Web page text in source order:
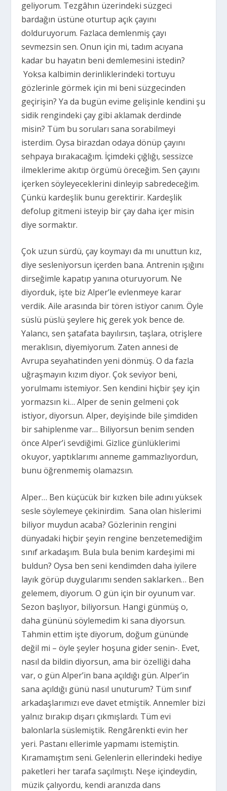
geliyorum. Tezgâhın üzerindeki süzgeci
bardağın üstüne oturtup açık çayını
dolduruyorum. Fazlaca demlenmiş çayı
sevmezsin sen. Onun için mi, tadım acıyana
kadar bu hayatın beni demlemesini istedin?
Yoksa kalbimin derinliklerindeki tortuyu
gözlerinle görmek için mi beni süzgecinden
geçirişin? Ya da bugün evime gelişinle kendini şu
sidik rengindeki çay gibi aklamak derdinde
misin? Tüm bu soruları sana sorabilmeyi
isterdim. Oysa birazdan odaya dönüp çayını
sehpaya bırakacağım. İçimdeki çığlığı, sessizce
ilmeklerime akıtıp örgümü öreceğim. Sen çayını
içerken söyleyeceklerini dinleyip sabredeceğim.
Çünkü kardeşlik bunu gerektirir. Kardeşlik
defolup gitmeni isteyip bir çay daha içer misin
diye sormaktır.
Çok uzun sürdü, çay koymayı da mı unuttun kız,
diye sesleniyorsun içerden bana. Antrenin ışığını
dirseğimle kapatıp yanına oturuyorum. Ne
diyorduk, işte biz Alper’le evlenmeye karar
verdik. Aile arasında bir tören istiyor canım. Öyle
süslü püslü şeylere hiç gerek yok bence de.
Yalancı, sen şatafata bayılırsın, taşlara, otrişlere
meraklısın, diyemiyorum. Zaten annesi de
Avrupa seyahatinden yeni dönmüş. O da fazla
uğraşmayın kızım diyor. Çok seviyor beni,
yorulmamı istemiyor. Sen kendini hiçbir şey için
yormazsın ki… Alper de senin gelmeni çok
istiyor, diyorsun. Alper, deyişinde bile şimdiden
bir sahiplenme var… Biliyorsun benim senden
önce Alper’i sevdiğimi. Gizlice günlüklerimi
okuyor, yaptıklarımı anneme gammazlıyordun,
bunu öğrenmemiş olamazsın.
Alper… Ben küçücük bir kızken bile adını yüksek
sesle söylemeye çekinirdim. Sana olan hislerimi
biliyor muydun acaba? Gözlerinin rengini
dünyadaki hiçbir şeyin rengine benzetemediğim
sınıf arkadaşım. Bula bula benim kardeşimi mi
buldun? Oysa ben seni kendimden daha iyilere
layık görüp duygularımı senden saklarken… Ben
gelemem, diyorum. O gün için bir oyunum var.
Sezon başlıyor, biliyorsun. Hangi günmüş o,
daha gününü söylemedim ki sana diyorsun.
Tahmin ettim işte diyorum, doğum gününde
değil mi – öyle şeyler hoşuna gider senin-. Evet,
nasıl da bildin diyorsun, ama bir özelliği daha
var, o gün Alper’in bana açıldığı gün. Alper’in
sana açıldığı günü nasıl unuturum? Tüm sınıf
arkadaşlarımızı eve davet etmiştik. Annemler bizi
yalnız bırakıp dışarı çıkmışlardı. Tüm evi
balonlarla süslemiştik. Rengârenkti evin her
yeri. Pastanı ellerimle yapmamı istemiştin.
Kıramamıştım seni. Gelenlerin ellerindeki hediye
paketleri her tarafa saçılmıştı. Neşe içindeydin,
müzik çalıyordu, kendi aranızda dans